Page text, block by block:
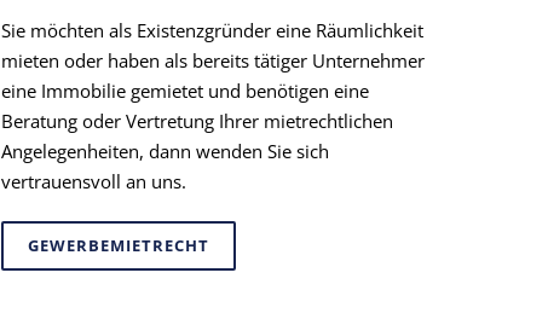
Sie möchten als Existenzgründer eine Räumlichkeit
mieten oder haben als bereits tätiger Unternehmer
eine Immobilie gemietet und benötigen eine
Beratung oder Vertretung Ihrer mietrechtlichen
Angelegenheiten, dann wenden Sie sich
vertrauensvoll an uns.
GEWERBEMIETRECHT